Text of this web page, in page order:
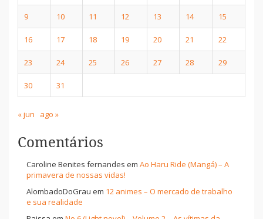
9 10 11 12 13 14 15
16 17 18 19 20 21 22
23 24 25 26 27 28 29
30 31
« jun ago »
Comentários
Caroline Benites fernandes em Ao Haru Ride (Mangá) – A
primavera de nossas vidas!
AlombadoDoGrau em 12 animes – O mercado de trabalho
e sua realidade